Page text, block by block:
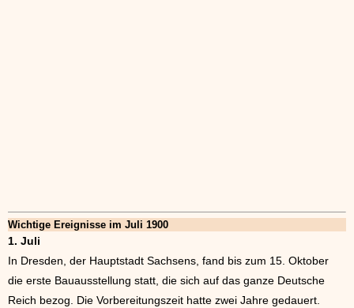
Wichtige Ereignisse im Juli 1900
1. Juli
In Dresden, der Hauptstadt Sachsens, fand bis zum 15. Oktober
die erste Bauausstellung statt, die sich auf das ganze Deutsche
Reich bezog. Die Vorbereitungszeit hatte zwei Jahre gedauert.